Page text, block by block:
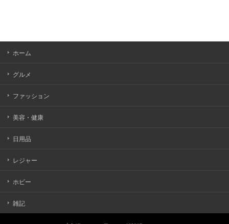
ホーム
グルメ
ファッション
美容・健康
日用品
レジャー
ホビー
雑記